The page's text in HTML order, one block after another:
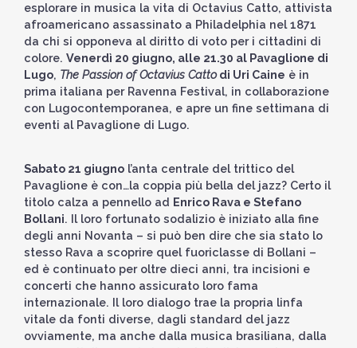
esplorare in musica la vita di Octavius Catto, attivista
afroamericano assassinato a Philadelphia nel 1871
da chi si opponeva al diritto di voto per i cittadini di
colore. Venerdì 20 giugno, alle 21.30 al Pavaglione di
Lugo, The Passion of Octavius Cattodi Uri Caine è in
prima italiana per Ravenna Festival, in collaborazione
con Lugocontemporanea, e apre un fine settimana di
eventi al Pavaglione di Lugo.
Sabato 21 giugno l’anta centrale del trittico del
Pavaglione è con…la coppia più bella del jazz? Certo il
titolo calza a pennello ad Enrico Rava e Stefano
Bollani. Il loro fortunato sodalizio è iniziato alla fine
degli anni Novanta – si può ben dire che sia stato lo
stesso Rava a scoprire quel fuoriclasse di Bollani –
ed è continuato per oltre dieci anni, tra incisioni e
concerti che hanno assicurato loro fama
internazionale. Il loro dialogo trae la propria linfa
vitale da fonti diverse, dagli standard del jazz
ovviamente, ma anche dalla musica brasiliana, dalla